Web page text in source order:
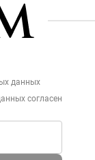
данных
согласен